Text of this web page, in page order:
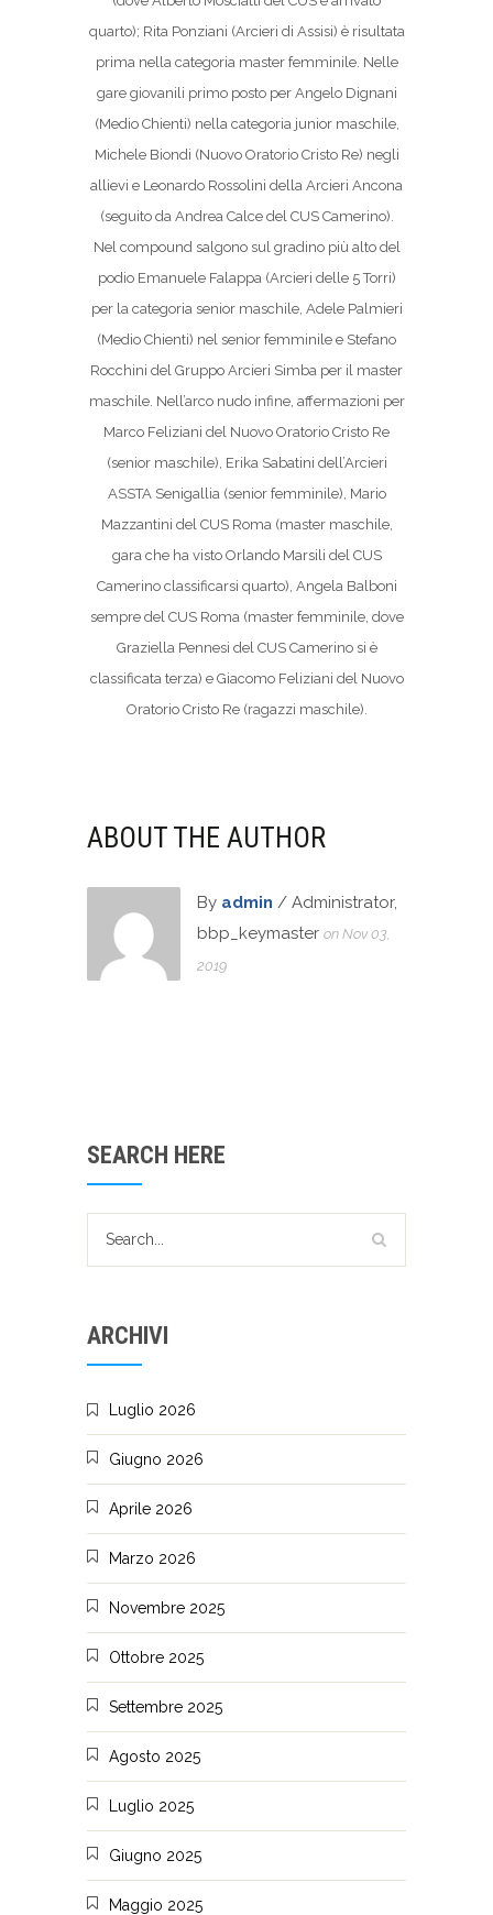
quarto); Rita Ponziani (Arcieri di Assisi) è risultata
prima nella categoria master femminile. Nelle
gare giovanili primo posto per Angelo Dignani
(Medio Chienti) nella categoria junior maschile,
Michele Biondi (Nuovo Oratorio Cristo Re) negli
allievi e Leonardo Rossolini della Arcieri Ancona
(seguito da Andrea Calce del CUS Camerino).
Nel compound salgono sul gradino più alto del
podio Emanuele Falappa (Arcieri delle 5 Torri)
per la categoria senior maschile, Adele Palmieri
(Medio Chienti) nel senior femminile e Stefano
Rocchini del Gruppo Arcieri Simba per il master
maschile. Nell’arco nudo infine, affermazioni per
Marco Feliziani del Nuovo Oratorio Cristo Re
(senior maschile), Erika Sabatini dell’Arcieri
ASSTA Senigallia (senior femminile), Mario
Mazzantini del CUS Roma (master maschile,
gara che ha visto Orlando Marsili del CUS
Camerino classificarsi quarto), Angela Balboni
sempre del CUS Roma (master femminile, dove
Graziella Pennesi del CUS Camerino si è
classificata terza) e Giacomo Feliziani del Nuovo
Oratorio Cristo Re (ragazzi maschile).
ABOUT THE AUTHOR
By admin / Administrator,
bbp_keymaster on Nov 03,
2019
SEARCH HERE
ARCHIVI
Luglio 2026
Giugno 2026
Aprile 2026
Marzo 2026
Novembre 2025
Ottobre 2025
Settembre 2025
Agosto 2025
Luglio 2025
Giugno 2025
Maggio 2025